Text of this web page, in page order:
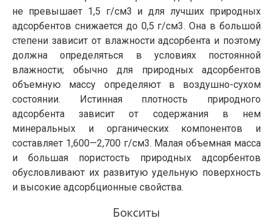
не превышает 1,5 г/см3 и для лучших природных
адсорбентов снижается до 0,5 г/см3. Она в большой
степени зависит от влажности адсорбента и поэтому
должна определяться в условиях постоянной
влажности; обычно для природных адсорбентов
объемную массу определяют в воздушно-сухом
состоянии. Истинная плотность природного
адсорбента зависит от содержания в нем
минеральных и органических компонентов и
составляет 1,600—2,700 г/см3. Малая объемная масса
и большая пористость природных адсорбентов
обусловливают их развитую удельную поверхность
и высокие адсорбционные свойства.
Бокситы